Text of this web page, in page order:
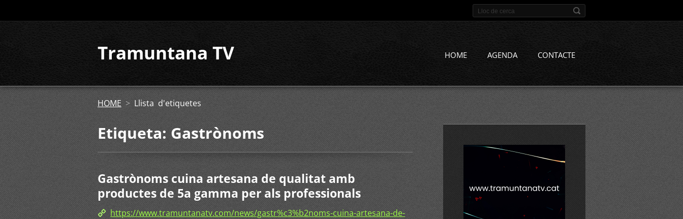
Tramuntana TV HOME AGENDA CONTACTE
HOME > Llista d'etiquetes
Etiqueta: Gastrònoms
Gastrònoms cuina artesana de qualitat amb
productes de 5a gamma per als professionals
https://www.tramuntanatv.com/news/gastr%c3%b2noms-cuina-artesana-de-